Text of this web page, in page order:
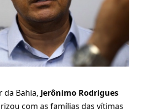
da Bahia, Jerônimo Rodrigues
com as famílias das vítimas